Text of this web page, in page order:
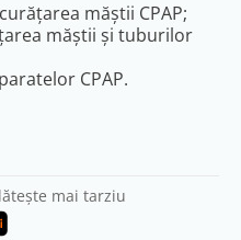
măștii CPAP;
măștii și tuburilor
CPAP.
mai tarziu